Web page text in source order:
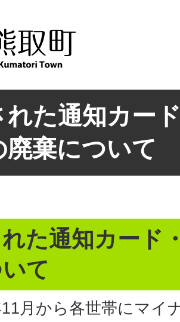
れた通知カー
廃棄について
た通知カード
て
月から各世帯にマイ